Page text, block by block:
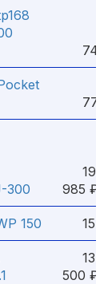
740
770
300
19
985 ₽
150 15
13
500 ₽